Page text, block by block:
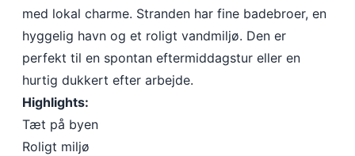
med lokal charme. Stranden har fine badebroer, en
hyggelig havn og et roligt vandmiljø. Den er
perfekt til en spontan eftermiddagstur eller en
hurtig dukkert efter arbejde.
Highlights:
Tæt på byen
Roligt miljø